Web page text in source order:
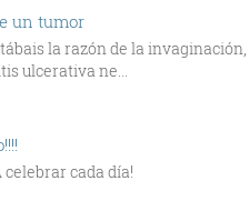
un tumor
la razón de la
ulcerativa ne...
cada día!